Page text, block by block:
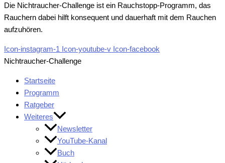
Die Nichtraucher-Challenge ist ein Rauchstopp-Programm, das
Rauchern dabei hilft konsequent und dauerhaft mit dem Rauchen
aufzuhören.
Icon-instagram-1 Icon-youtube-v Icon-facebook
Nichtraucher-Challenge
Startseite
Programm
Ratgeber
Weiteres
Newsletter
YouTube-Kanal
Buch